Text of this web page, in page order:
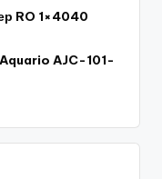
RO 1×4040
AJC-101-